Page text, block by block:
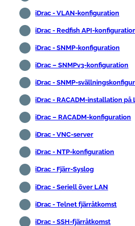
iDrac - VLAN-konfiguration
iDrac - Redfish API-
iDrac - SNMP-konfiguration
iDrac – SNMPv3-konfiguration
iDrac - SNMP-
iDrac - RACADM-installation på
iDrac – RACADM-konfiguration
iDrac - VNC-server
iDrac - NTP-konfiguration
iDrac - Fjärr-Syslog
iDrac - Seriell över LAN
iDrac - Telnet fjärråtkomst
iDrac - SSH-fjärråtkomst